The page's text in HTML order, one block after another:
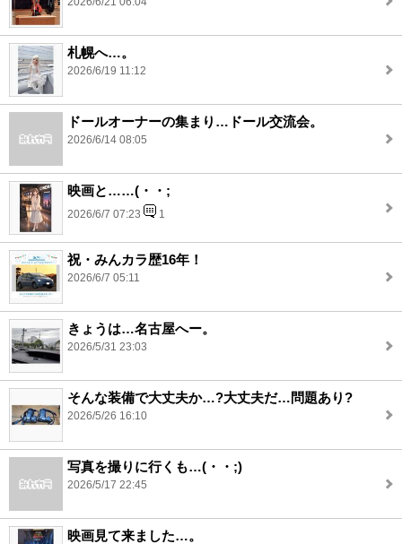
札幌へ…。
2026/6/19 11:12
ドールオーナーの集まり…ドール交流会。
2026/6/14 08:05
映画と……(・・;
2026/6/7 07:23 1
祝・みんカラ歴16年！
2026/6/7 05:11
きょうは…名古屋へー。
2026/5/31 23:03
そんな装備で大丈夫か…?大丈夫だ…問題あり?
2026/5/26 16:10
写真を撮りに行くも…(・・;)
2026/5/17 22:45
映画見て来ました…。